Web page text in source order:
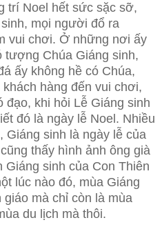
trí Noel hết sức sặc sỡ,
mọi người đổ ra
vui chơi. Ở những nơi ấy
tượng Chúa Giáng sinh,
ấy không hề có Chúa,
hàng đến vui chơi,
khi hỏi Lễ Giáng sinh
đó là ngày lễ Noel. Nhiều
Giáng sinh là ngày lễ của
thấy hình ảnh ông già
sinh của Con Thiên
lúc nào đó, mùa Giáng
mà chỉ còn là mùa
du lịch mà thôi.